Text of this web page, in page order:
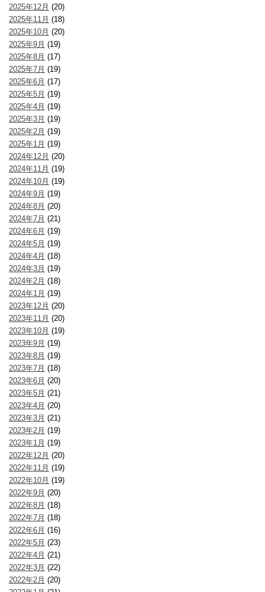
2025年12月 (20)
2025年11月 (18)
2025年10月 (20)
2025年9月 (19)
2025年8月 (17)
2025年7月 (19)
2025年6月 (17)
2025年5月 (19)
2025年4月 (19)
2025年3月 (19)
2025年2月 (19)
2025年1月 (19)
2024年12月 (20)
2024年11月 (19)
2024年10月 (19)
2024年9月 (19)
2024年8月 (20)
2024年7月 (21)
2024年6月 (19)
2024年5月 (19)
2024年4月 (18)
2024年3月 (19)
2024年2月 (18)
2024年1月 (19)
2023年12月 (20)
2023年11月 (20)
2023年10月 (19)
2023年9月 (19)
2023年8月 (19)
2023年7月 (18)
2023年6月 (20)
2023年5月 (21)
2023年4月 (20)
2023年3月 (21)
2023年2月 (19)
2023年1月 (19)
2022年12月 (20)
2022年11月 (19)
2022年10月 (19)
2022年9月 (20)
2022年8月 (18)
2022年7月 (18)
2022年6月 (16)
2022年5月 (23)
2022年4月 (21)
2022年3月 (22)
2022年2月 (20)